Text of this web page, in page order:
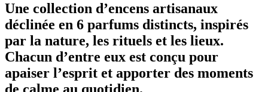
Une collection d’encens artisanaux
déclinée en 6 parfums distincts, inspirés
par la nature, les rituels et les lieux.
Chacun d’entre eux est conçu pour
apaiser l’esprit et apporter des moments